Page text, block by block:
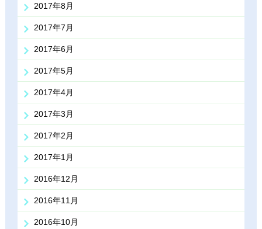
2017年8月
2017年7月
2017年6月
2017年5月
2017年4月
2017年3月
2017年2月
2017年1月
2016年12月
2016年11月
2016年10月